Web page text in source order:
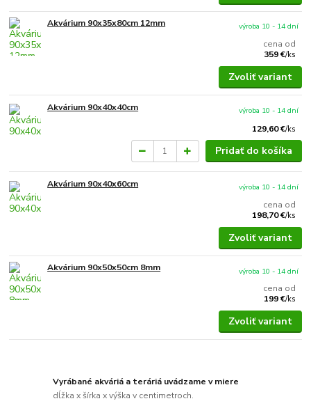
Akvárium 90x35x80cm 12mm
cena od
359 €/ks
výroba 10 - 14 dní
Zvoliť variant
Akvárium 90x40x40cm
129,60 €/ks
výroba 10 - 14 dní
Pridať do košíka
Akvárium 90x40x60cm
cena od
198,70 €/ks
výroba 10 - 14 dní
Zvoliť variant
Akvárium 90x50x50cm 8mm
cena od
199 €/ks
výroba 10 - 14 dní
Zvoliť variant
Vyrábané akváriá a teráriá uvádzame v miere
dĺžka x šírka x výška v centimetroch.